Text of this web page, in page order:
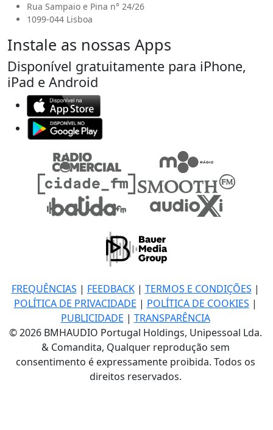
Rua Sampaio e Pina n° 24/26
1099-044 Lisboa
Instale as nossas Apps
Disponível gratuitamente para iPhone,
iPad e Android
FREQUÊNCIAS | FEEDBACK| TERMOS E CONDIÇÕES |
POLÍTICA DE PRIVACIDADE | POLÍTICA DE COOKIES |
PUBLICIDADE | TRANSPARÊNCIA
© 2026 BMHAUDIO Portugal Holdings, Unipessoal Lda.
& Comandita, Qualquer reprodução sem
consentimento é expressamente proibida. Todos os
direitos reservados.